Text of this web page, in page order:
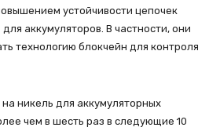
устойчивости цепочек
аккумуляторов. В частности, они
технологию блокчейн для контроля
никель для аккумуляторных
чем в шесть раз в следующие 10